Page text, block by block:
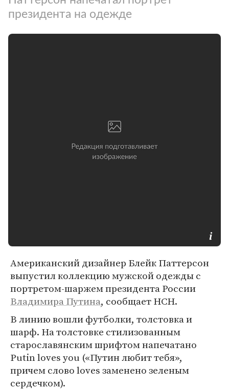
президента на одежде
Американский дизайнер Блейк Паттерсон
выпустил коллекцию мужской одежды с
портретом-шаржем президента России
Владимира Путина, сообщает НСН.
В линию вошли футболки, толстовка и
шарф. На толстовке стилизованным
старославянским шрифтом напечатано
Putin loves you («Путин любит тебя»,
причем слово loves заменено зеленым
сердечком).